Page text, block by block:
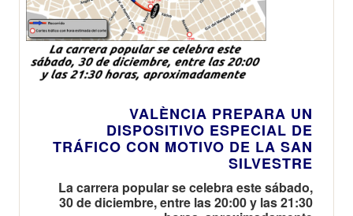
VALÈNCIA PREPARA UN
DISPOSITIVO ESPECIAL DE
TRÁFICO CON MOTIVO DE LA SAN
SILVESTRE
La carrera popular se celebra este sábado,
30 de diciembre, entre las 20:00 y las 21:30